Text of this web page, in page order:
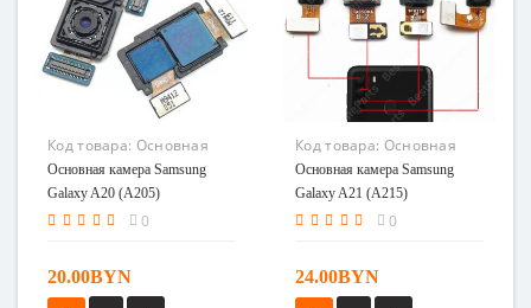
Код товара: Основная
камера Samsung Galaxy
A20 (A205)
Основная камера Samsung
Galaxy A20 (A205)
0
20.00BYN
Код товара: Основная
камера Samsung Galaxy
A21 (A215) Американская
версия
Основная камера Samsung
Galaxy A21 (A215)
Американская версия
0
24.00BYN